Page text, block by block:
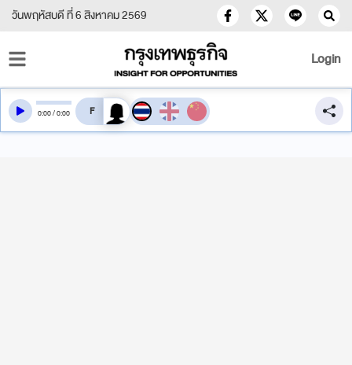
วันพฤหัสบดี ที่ 6 สิงหาคม 2569
Login
0:00/0:00 สลับเสียงอ่าน